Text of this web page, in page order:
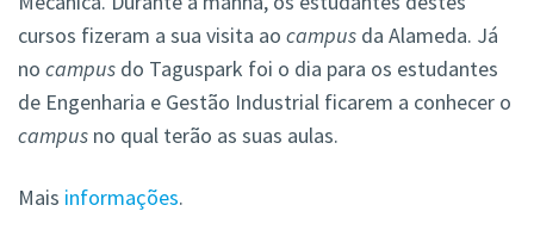
cursos fizeram a sua visita ao campus da Alameda. Já
no campus do Taguspark foi o dia para os estudantes
de Engenharia e Gestão Industrial ficarem a conhecer o
campus no qual terão as suas aulas.
Mais informações.